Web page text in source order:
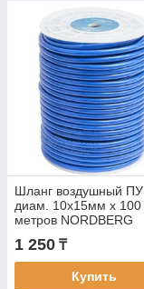
Шланг воздушный ПУ
диам. 10х15мм x 100
метров NORDBERG
1 250 ₸
Купить